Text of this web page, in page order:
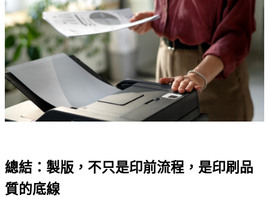
總結：製版，不只是印前流程，是印刷品
質的底線